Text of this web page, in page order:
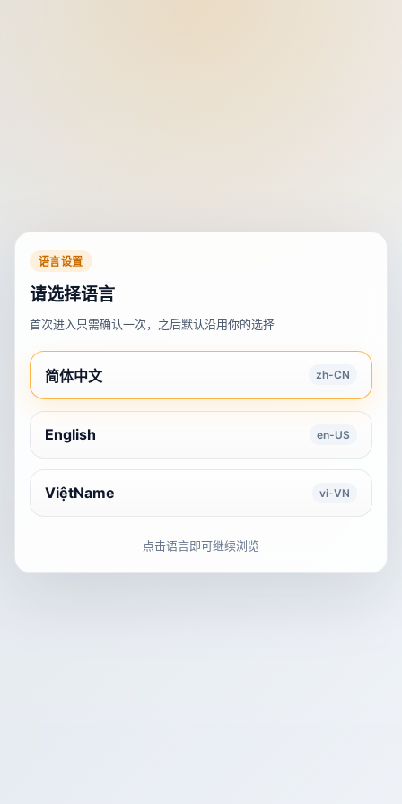
语言设置
请选择语言
首次进入只需确认一次，之后默认沿用你的选择
简体中文 zh-CN
English en-US
ViệtName vi-VN
点击语言即可继续浏览